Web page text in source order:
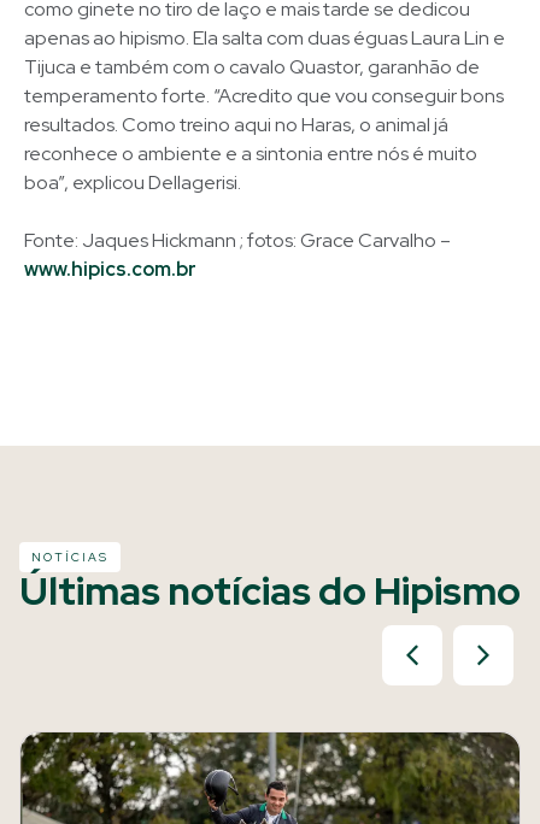
como ginete no tiro de laço e mais tarde se dedicou
apenas ao hipismo. Ela salta com duas éguas Laura Lin e
Tijuca e também com o cavalo Quastor, garanhão de
temperamento forte. “Acredito que vou conseguir bons
resultados. Como treino aqui no Haras, o animal já
reconhece o ambiente e a sintonia entre nós é muito
boa”, explicou Dellagerisi.
Fonte: Jaques Hickmann ; fotos: Grace Carvalho –
www.hipics.com.br
NOTÍCIAS
Últimas notícias do Hipismo